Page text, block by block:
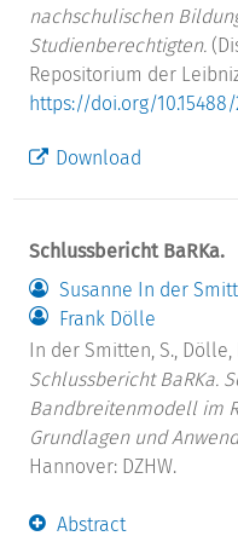
nachschulischen
Studienberechtigten.
Repositorium der
https://doi.org/10.15488/
Download
Schlussbericht BaRKa.
Susanne In der
Frank Dölle
In der Smitten, S., Dölle,
Schlussbericht BaRKa.
Bandbreitenmodell im
Grundlagen und
Hannover: DZHW.
Abstract